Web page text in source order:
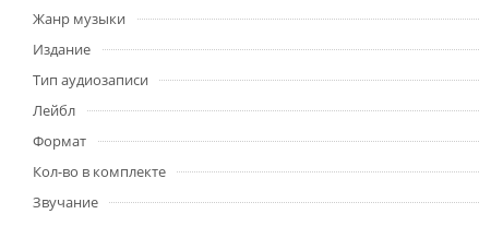
Жанр музыки
Издание
Тип аудиозаписи
Лейбл
Формат
Кол-во в комплекте
Звучание